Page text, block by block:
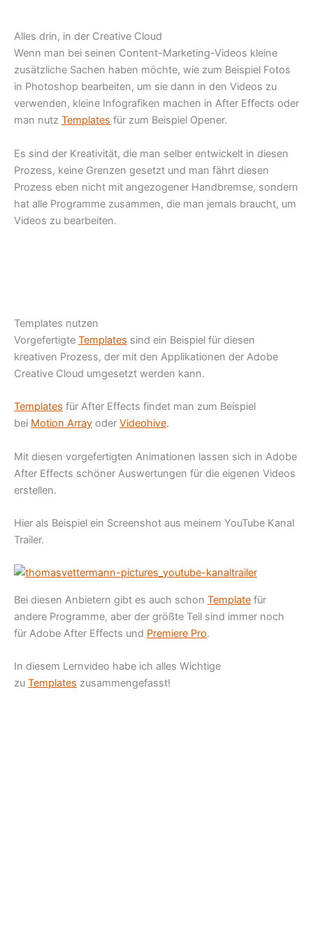
Alles drin, in der Creative Cloud
Wenn man bei seinen Content-Marketing-Videos kleine
zusätzliche Sachen haben möchte, wie zum Beispiel Fotos
in Photoshop bearbeiten, um sie dann in den Videos zu
verwenden, kleine Infografiken machen in After Effects oder
man nutz Templates für zum Beispiel Opener.
Es sind der Kreativität, die man selber entwickelt in diesen
Prozess, keine Grenzen gesetzt und man fährt diesen
Prozess eben nicht mit angezogener Handbremse, sondern
hat alle Programme zusammen, die man jemals braucht, um
Videos zu bearbeiten.
Templates nutzen
Vorgefertigte Templates sind ein Beispiel für diesen
kreativen Prozess, der mit den Applikationen der Adobe
Creative Cloud umgesetzt werden kann.
Templates für After Effects findet man zum Beispiel
bei Motion Array oder Videohive.
Mit diesen vorgefertigten Animationen lassen sich in Adobe
After Effects schöner Auswertungen für die eigenen Videos
erstellen.
Hier als Beispiel ein Screenshot aus meinem YouTube Kanal
Trailer.
Bei diesen Anbietern gibt es auch schon Template für
andere Programme, aber der größte Teil sind immer noch
für Adobe After Effects und Premiere Pro.
In diesem Lernvideo habe ich alles Wichtige
zu Templates zusammengefasst!